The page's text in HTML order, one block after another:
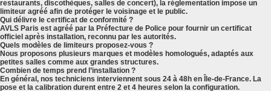
restaurants, discothèques, salles de concert), la réglementation impose un
limiteur agréé afin de protéger le voisinage et le public.
Qui délivre le certificat de conformité ?
AVLS Paris est agréé par la Préfecture de Police pour fournir un certificat
officiel après installation, reconnu par les autorités.
Quels modèles de limiteurs proposez-vous ?
Nous proposons plusieurs marques et modèles homologués, adaptés aux
petites salles comme aux grandes structures.
Combien de temps prend l’installation ?
En général, nos techniciens interviennent sous 24 à 48h en Île-de-France. La
pose et la calibration durent entre 2 et 4 heures selon la configuration.